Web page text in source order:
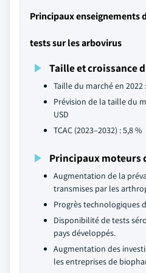
Principaux enseignements
tests sur les arbovirus
Taille et croissance
Taille du marché en 2022
Prévision de la taille du
USD
TCAC (2023–2032) : 5,8 %
Principaux moteurs
Augmentation de la
transmises par les
Progrès technologiques
Disponibilité de tests
pays développés.
Augmentation des
les entreprises de